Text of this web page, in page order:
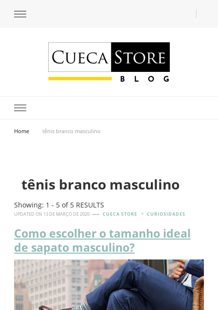
Home tênis branco masculino
tênis branco masculino
Showing: 1 - 5 of 5 RESULTS
UPDATED ON 13 DE MARÇO DE 2020 CUECA STORE CURIOSIDADES
Como escolher o tamanho ideal
de sapato masculino?